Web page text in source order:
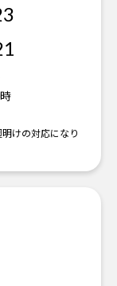
けの対応になり